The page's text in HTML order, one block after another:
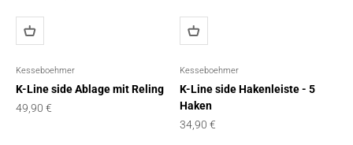
Kesseboehmer
K-Line side Ablage mit Reling
Angebot
49,90 €
Kesseboehmer
K-Line side Hakenleiste - 5
Haken
Angebot
34,90 €